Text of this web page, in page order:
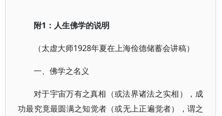
附1：人生佛学的说明
（太虚大师1928年夏在上海俭德储蓄会讲稿）
一、佛学之名义
对于宇宙万有之真相（或法界诸法之实相），成
功最究竟最圆满之知觉者（或无上正遍觉者），谓之